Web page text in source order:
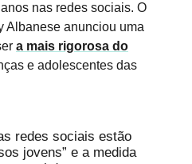
nas redes sociais. O
Albanese anunciou uma
a mais rigorosa do
e adolescentes das
redes sociais estão
jovens” e a medida